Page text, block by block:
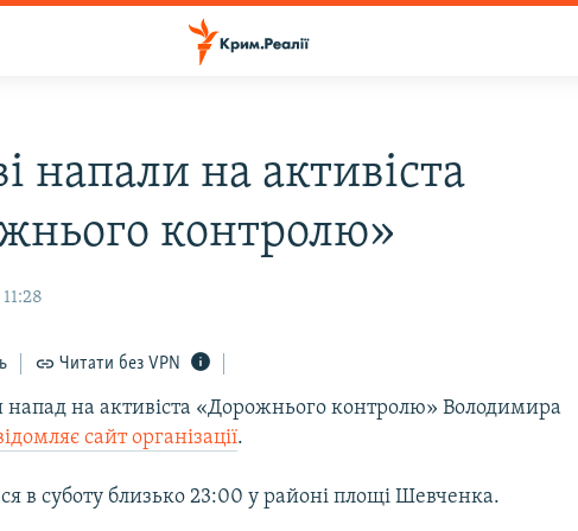
напали на активіста
контролю»
Читати без VPN
напад на активіста «Дорожнього контролю» Володимира
сайт організації.
в суботу близько 23:00 у районі площі Шевченка.